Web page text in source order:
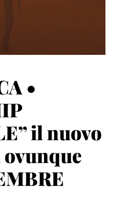
•
il nuovo